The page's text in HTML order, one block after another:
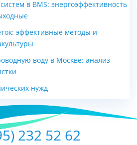
в BMS: энергоэффективность
эффективные методы и
воду в Москве: анализ
нужд
232 52 62